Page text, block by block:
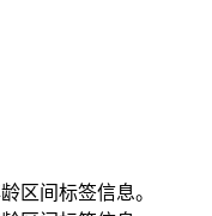
区间标签信息。